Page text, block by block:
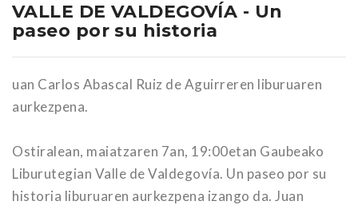
VALLE DE VALDEGOVÍA - Un
paseo por su historia
uan Carlos Abascal Ruiz de Aguirreren liburuaren
aurkezpena.
Ostiralean, maiatzaren 7an, 19:00etan Gaubeako
Liburutegian Valle de Valdegovía. Un paseo por su
historia liburuaren aurkezpena izango da. Juan